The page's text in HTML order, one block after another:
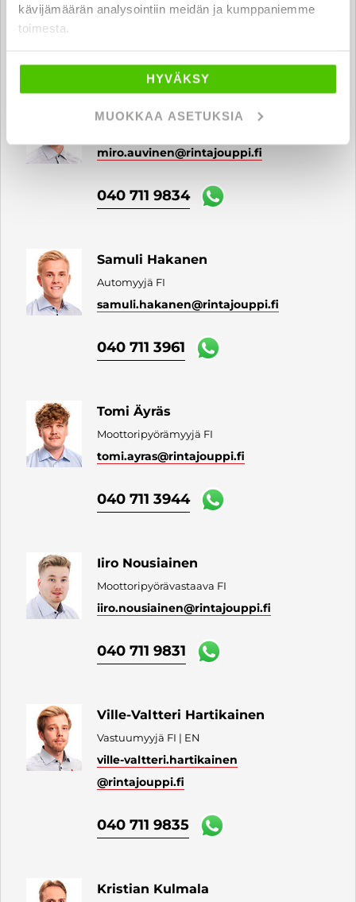
kävijämäärän analysointiin meidän ja kumppaniemme
toimesta.
HYVÄKSY
MUOKKAA ASETUKSIA
miro.auvinen@rintajouppi.fi
040 711 9834
Samuli Hakanen
Automyyjä FI
samuli.hakanen@rintajouppi.fi
040 711 3961
Tomi Äyräs
Moottoripyörämyyjä FI
tomi.ayras@rintajouppi.fi
040 711 3944
Iiro Nousiainen
Moottoripyörävastaava FI
iiro.nousiainen@rintajouppi.fi
040 711 9831
Ville-Valtteri Hartikainen
Vastuumyyjä FI | EN
ville-valtteri.hartikainen
@rintajouppi.fi
040 711 9835
Kristian Kulmala